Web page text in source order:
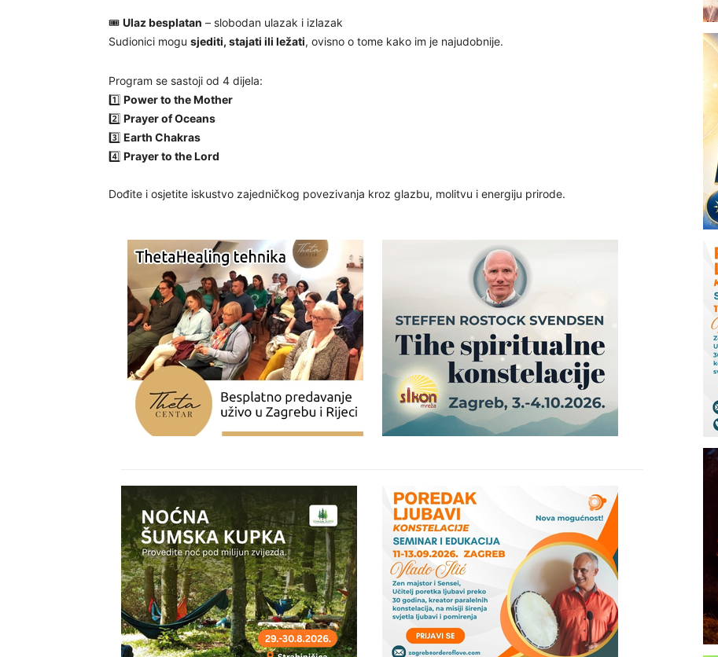
🎟 Ulaz besplatan – slobodan ulazak i izlazak
Sudionici mogu sjediti, stajati ili ležati, ovisno o tome kako im je najudobnije.
Program se sastoji od 4 dijela:
1️⃣ Power to the Mother
2️⃣ Prayer of Oceans
3️⃣ Earth Chakras
4️⃣ Prayer to the Lord
Dođite i osjetite iskustvo zajedničkog povezivanja kroz glazbu, molitvu i energiju prirode.